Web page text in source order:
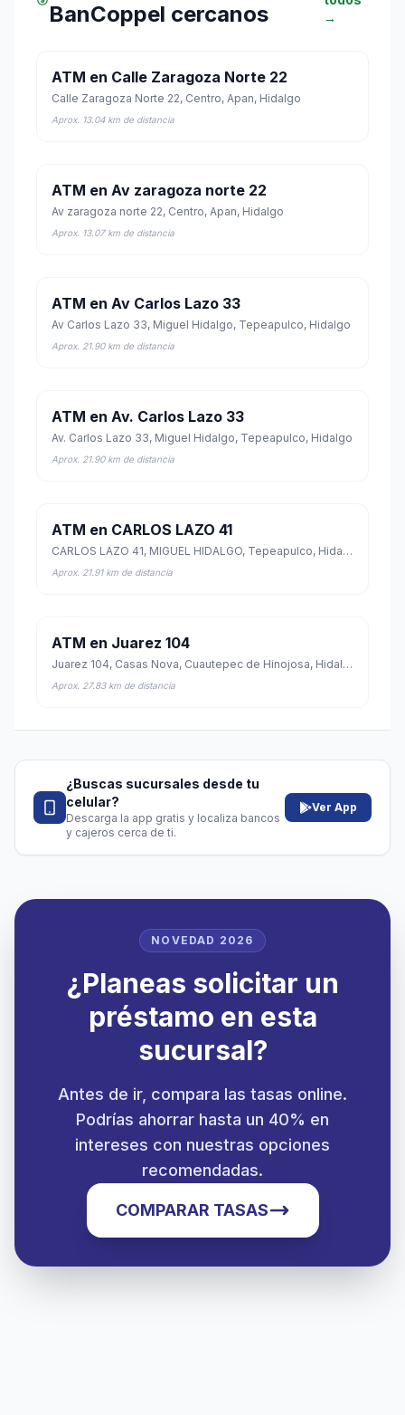
BanCoppel cercanos
→
ATM en Calle Zaragoza Norte 22
Calle Zaragoza Norte 22, Centro, Apan, Hidalgo
Aprox. 13.04 km de distancia
ATM en Av zaragoza norte 22
Av zaragoza norte 22, Centro, Apan, Hidalgo
Aprox. 13.07 km de distancia
ATM en Av Carlos Lazo 33
Av Carlos Lazo 33, Miguel Hidalgo, Tepeapulco, Hidalgo
Aprox. 21.90 km de distancia
ATM en Av. Carlos Lazo 33
Av. Carlos Lazo 33, Miguel Hidalgo, Tepeapulco, Hidalgo
Aprox. 21.90 km de distancia
ATM en CARLOS LAZO 41
CARLOS LAZO 41, MIGUEL HIDALGO, Tepeapulco, Hidalgo
Aprox. 21.91 km de distancia
ATM en Juarez 104
Juarez 104, Casas Nova, Cuautepec de Hinojosa, Hidalgo
Aprox. 27.83 km de distancia
¿Buscas sucursales desde tu
celular?
Descarga la app gratis y localiza bancos
y cajeros cerca de ti.
Ver App
NOVEDAD 2026
¿Planeas solicitar un
préstamo en esta
sucursal?
Antes de ir, compara las tasas online.
Podrías ahorrar hasta un 40% en
intereses con nuestras opciones
recomendadas.
COMPARAR TASAS